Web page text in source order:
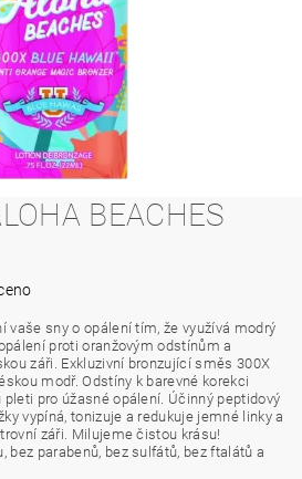
BEACHES
vaše sny o opálení tím, že využívá modrý
proti oranžovým odstínům a
záři. Exkluzivní bronzující směs 300X
modř. Odstíny k barevné korekci
pro úžasné opálení. Účinný peptidový
vypíná, tonizuje a redukuje jemné linky a
záři. Milujeme čistou krásu!
bez parabenů, bez sulfátů, bez ftalátů a